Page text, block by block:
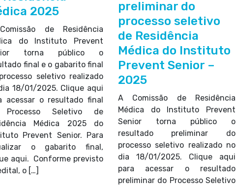
2025
de Residência
do Instituto Prevent
torna público o
final e o gabarito final
seletivo realizado
18/01/2025. Clique aqui
acessar o resultado final
Seletivo de
Médica 2025 do
Prevent Senior. Para
o gabarito final,
aqui. Conforme previsto
o […]
preliminar do
processo seletivo
de Residência
Médica do Instituto
Prevent Senior –
2025
A Comissão de Residência
Médica do Instituto Prevent
Senior torna público o
resultado preliminar do
processo seletivo realizado no
dia 18/01/2025. Clique aqui
para acessar o resultado
preliminar do Processo Seletivo